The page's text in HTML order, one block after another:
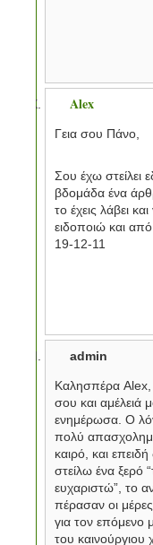
Alex
Γεια σου Πάνο,
Σου έχω στείλει
βδομάδα ένα
το έχεις λάβει
ειδοποιώ και
19-12-11
admin
Καλησπέρα Alex,
σου και αμέλειά
ενημέρωσα. Ο
πολύ
καιρό, και
στείλω ένα ξερό
ευχαριστώ”, το
πέρασαν οι
για τον επόμενο
του καινούργιου